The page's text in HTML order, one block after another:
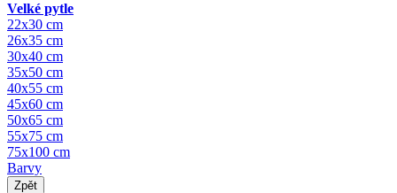
Velké pytle
22x30 cm
26x35 cm
30x40 cm
35x50 cm
40x55 cm
45x60 cm
50x65 cm
55x75 cm
75x100 cm
Barvy
Zpět